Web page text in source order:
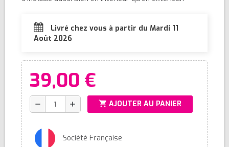
Livré chez vous à partir du Mardi 11
Août 2026
39,00 €
remove add shopping_cart AJOUTER AU PANIER
Société Française